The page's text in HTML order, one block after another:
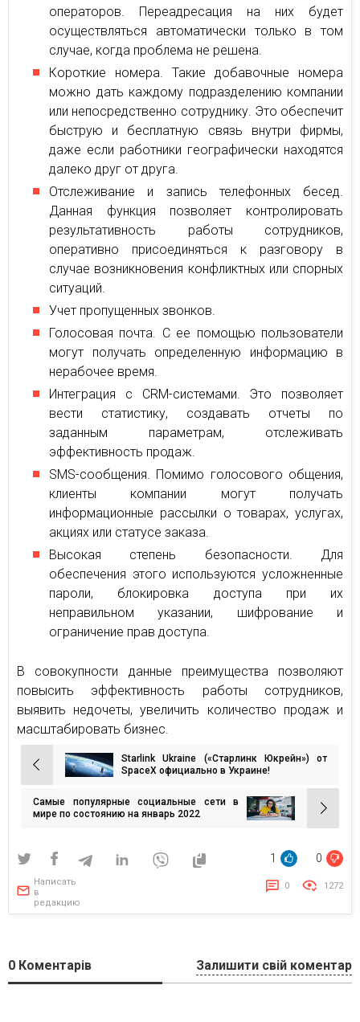
операторов. Переадресация на них будет
осуществляться автоматически только в том
случае, когда проблема не решена.
Короткие номера. Такие добавочные номера
можно дать каждому подразделению компании
или непосредственно сотруднику. Это обеспечит
быструю и бесплатную связь внутри фирмы,
даже если работники географически находятся
далеко друг от друга.
Отслеживание и запись телефонных бесед.
Данная функция позволяет контролировать
результативность работы сотрудников,
оперативно присоединяться к разговору в
случае возникновения конфликтных или спорных
ситуаций.
Учет пропущенных звонков.
Голосовая почта. С ее помощью пользователи
могут получать определенную информацию в
нерабочее время.
Интеграция с CRM-системами. Это позволяет
вести статистику, создавать отчеты по
заданным параметрам, отслеживать
эффективность продаж.
SMS-сообщения. Помимо голосового общения,
клиенты компании могут получать
информационные рассылки о товарах, услугах,
акциях или статусе заказа.
Высокая степень безопасности. Для
обеспечения этого используются усложненные
пароли, блокировка доступа при их
неправильном указании, шифрование и
ограничение прав доступа.
В совокупности данные преимущества позволяют
повысить эффективность работы сотрудников,
выявить недочеты, увеличить количество продаж и
масштабировать бизнес.
Навигация
по
записям
Starlink Ukraine («Старлинк Юкрейн») от
SpaceX официально в Украине!
Самые популярные социальные сети в
мире по состоянию на январь 2022
1 0
Написать
в
редакцию
0 1272
0 Коментарів Залишити свій коментар